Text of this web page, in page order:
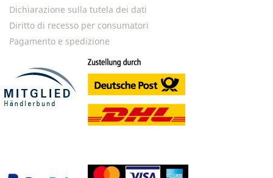
Dichiarazione sulla tutela dei dati
Diritto di recesso per consumatori
Pagamento e spedizione